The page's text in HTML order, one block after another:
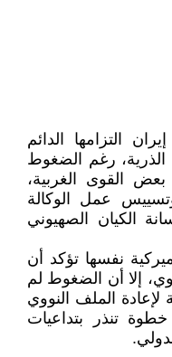
التزامها الدائم
الذرية، رغم الضغوط
بعض القوى الغربية،
عمل الوكالة
الكيان الصهيوني
نفسها تؤكد أن
إلا أن الضغوط لم
الملف النووي
تنذر بتداعيات